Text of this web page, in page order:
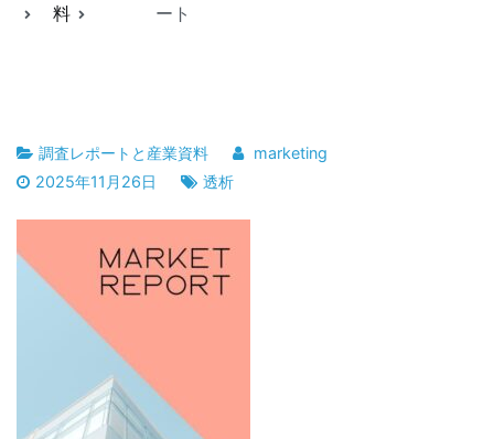
料
ート
調査レポートと産業資料
marketing
2025年11月26日
透析